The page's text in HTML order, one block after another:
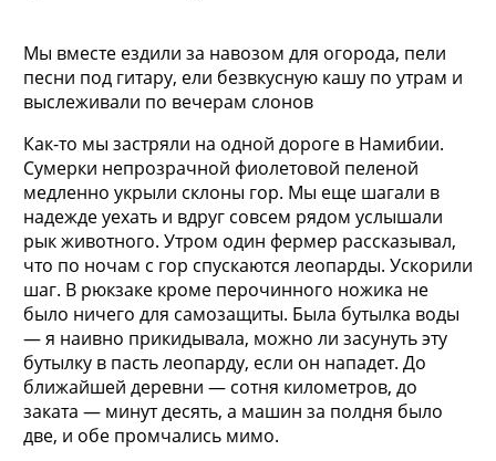
Мы вместе ездили за навозом для огорода, пели
песни под гитару, ели безвкусную кашу по утрам и
выслеживали по вечерам слонов
Как-то мы застряли на одной дороге в Намибии.
Сумерки непрозрачной фиолетовой пеленой
медленно укрыли склоны гор. Мы еще шагали в
надежде уехать и вдруг совсем рядом услышали
рык животного. Утром один фермер рассказывал,
что по ночам с гор спускаются леопарды. Ускорили
шаг. В рюкзаке кроме перочинного ножика не
было ничего для самозащиты. Была бутылка воды
— я наивно прикидывала, можно ли засунуть эту
бутылку в пасть леопарду, если он нападет. До
ближайшей деревни — сотня километров, до
заката — минут десять, а машин за полдня было
две, и обе промчались мимо.